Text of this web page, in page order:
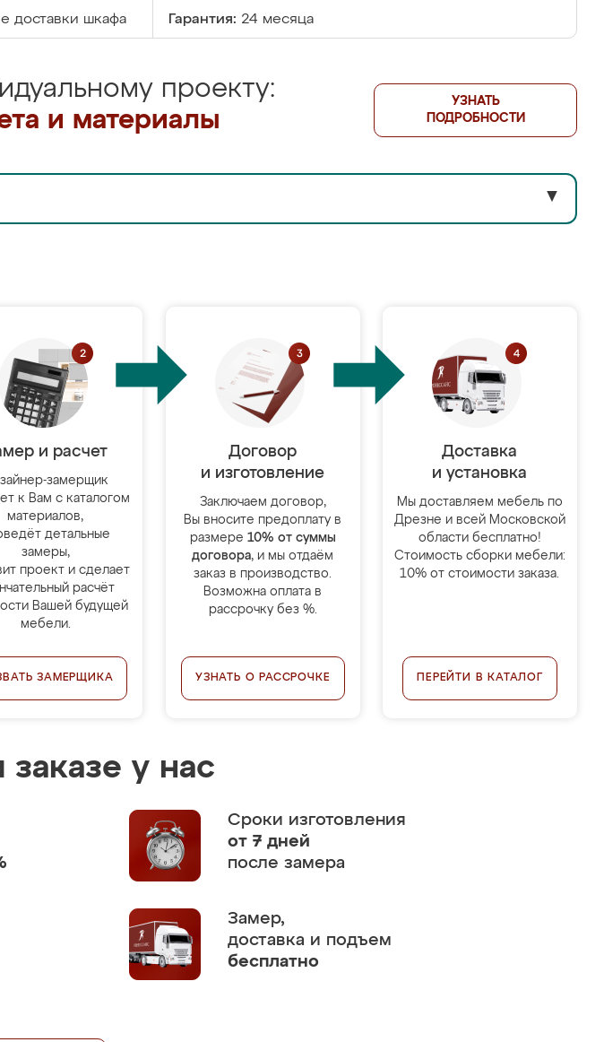
доставки шкафа Гарантия: 24 месяца
проекту:
и материалы
УЗНАТЬ
ПОДРОБНОСТИ
▼
и расчет
замерщик
к Вам с каталогом
материалов,
детальные
замеры,
проект и сделает
расчёт
Вашей будущей
мебели.
ЗАМЕРЩИКА
Договор
и изготовление
Заключаем договор,
Вы вносите предоплату в
размере 10% от суммы
договора, и мы отдаём
заказ в производство.
Возможна оплата в
рассрочку без %.
УЗНАТЬ О РАССРОЧКЕ
Доставка
и установка
Мы доставляем мебель по
Дрезне и всей Московской
области бесплатно!
Стоимость сборки мебели:
10% от стоимости заказа.
ПЕРЕЙТИ В КАТАЛОГ
у нас
Сроки изготовления
от 7 дней
после замера
Замер,
доставка и подъем
бесплатно